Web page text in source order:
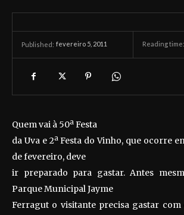
Published: fevereiro 5, 2011 Reading time:
Quem vai à 50ª Festa
da Uva e 2ª Festa do Vinho, que ocorre
de fevereiro, deve
ir preparado para gastar. Antes
Parque Municipal Jayme
Ferragut o visitante precisa gastar